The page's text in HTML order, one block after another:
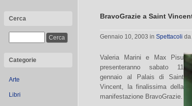
Cerca
Categorie
Arte
Libri
BravoGrazie a Saint
Gennaio 10, 2003 in Spettacoli da
Valeria Marini e Max Pisu
presenteranno sabato 11
gennaio al Palais di Saint
Vincent, la finalissima della
manifestazione BravoGrazie.